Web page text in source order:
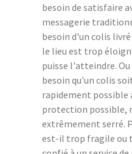
besoin de satisfaire
messagerie
besoin d'un colis
le lieu est trop
puisse l'atteindre.
besoin qu'un colis
rapidement possible
protection possible,
extrêmement serré.
est-il trop fragile ou